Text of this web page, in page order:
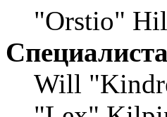
"Orstio"
Will